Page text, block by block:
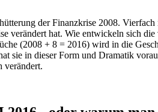
der Finanzkrise 2008.
verändert hat. Wie entwickeln sich
(2008 + 8 = 2016) wird in die
sie in dieser Form und Dramatik
verändert.